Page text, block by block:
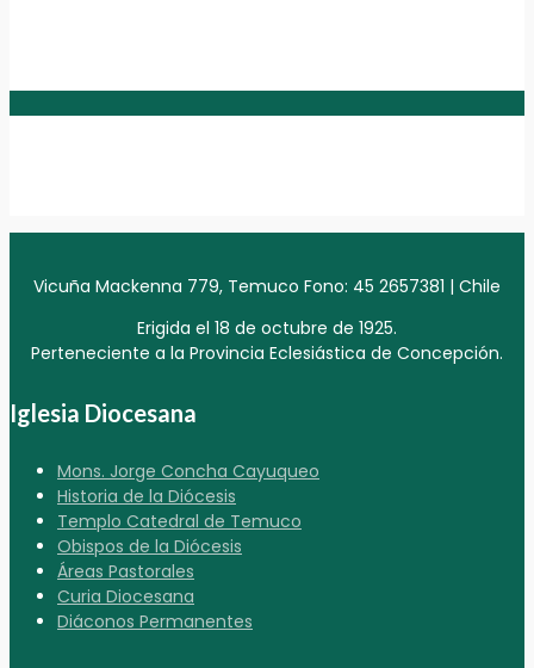
Vicuña Mackenna 779, Temuco Fono: 45 2657381 | Chile
Erigida el 18 de octubre de 1925.
Perteneciente a la Provincia Eclesiástica de Concepción.
Iglesia Diocesana
Mons. Jorge Concha Cayuqueo
Historia de la Diócesis
Templo Catedral de Temuco
Obispos de la Diócesis
Áreas Pastorales
Curia Diocesana
Diáconos Permanentes